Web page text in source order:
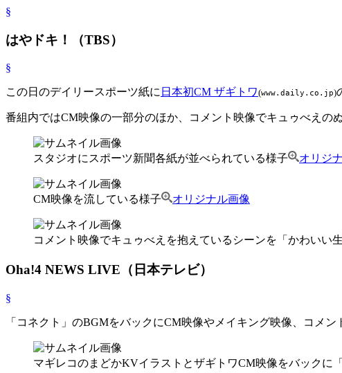
§
はやドキ！（TBS）
§
この日のデイリースポーツ紙に 日本初CM ザギトワ(www.daily.co.jp)
番組内ではCM映像の一部分のほか、コメント映像でキュゥべえの
スタジオにスポーツ新聞各紙が並べられている様子 オリジ
CM映像を流している様子 オリジナル画像
コメント映像でキュゥべえを抱えているシーンを「かわいい
Oha!4 NEWS LIVE（日本テレビ）
§
「コネクト」のBGMをバックにCM映像やメイキング映像、コメン
マギレコのまどかKVイラストとザギトワCM映像をバックに